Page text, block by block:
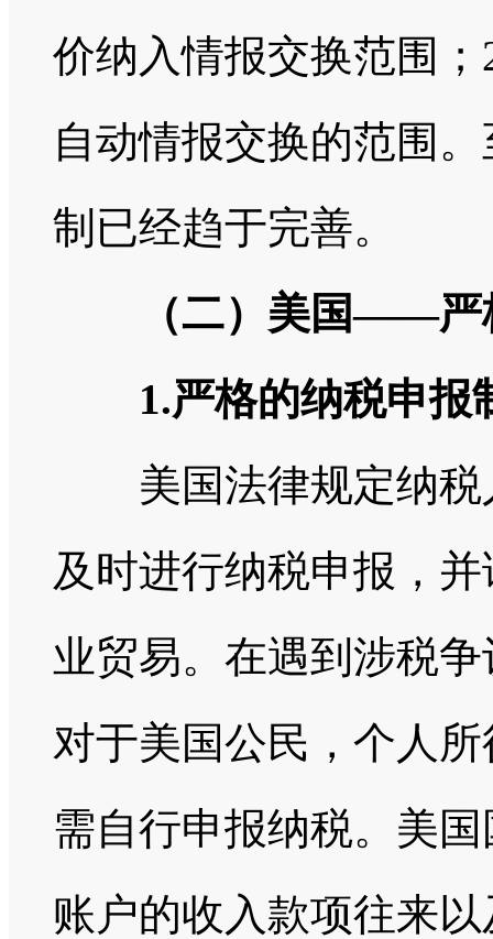
价纳入情报交换范围
自动情报交换的范围
制已经趋于完善。
（二）美国——严
1.严格的纳税申报
美国法律规定纳税
及时进行纳税申报，
业贸易。在遇到涉税
对于美国公民，个人
需自行申报纳税。美
账户的收入款项往来